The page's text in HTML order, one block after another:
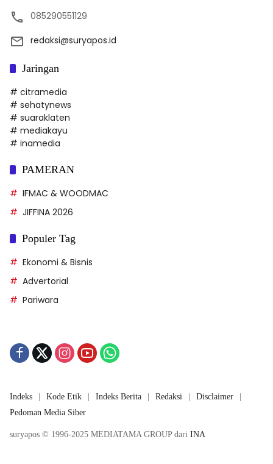
085290551129
redaksi@suryapos.id
Jaringan
# citramedia
# sehatynews
# suaraklaten
# mediakayu
# inamedia
PAMERAN
IFMAC & WOODMAC
JIFFINA 2026
Populer Tag
Ekonomi & Bisnis
Advertorial
Pariwara
Indeks Kode Etik Indeks Berita Redaksi
Disclaimer
Pedoman Media Siber
suryapos © 1996-2025 MEDIATAMA GROUP dari INA